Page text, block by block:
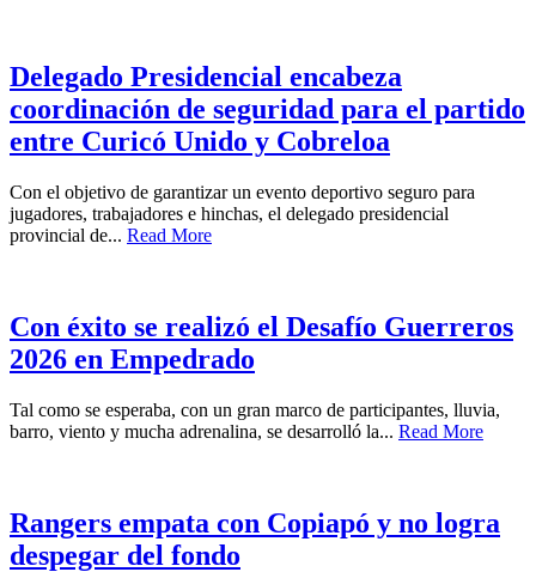
Delegado Presidencial encabeza
coordinación de seguridad para el partido
entre Curicó Unido y Cobreloa
Con el objetivo de garantizar un evento deportivo seguro para
jugadores, trabajadores e hinchas, el delegado presidencial
provincial de... Read More
Con éxito se realizó el Desafío Guerreros
2026 en Empedrado
Tal como se esperaba, con un gran marco de participantes, lluvia,
barro, viento y mucha adrenalina, se desarrolló la... Read More
Rangers empata con Copiapó y no logra
despegar del fondo